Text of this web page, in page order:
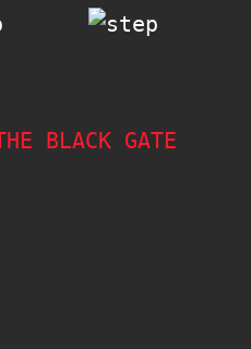
BLACK GATE